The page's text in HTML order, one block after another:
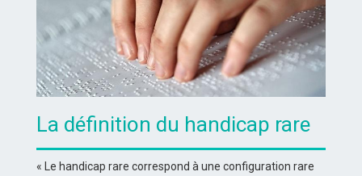
La définition du handicap rare
« Le handicap rare correspond à une configuration rare